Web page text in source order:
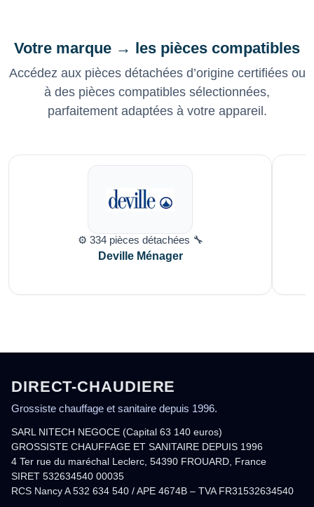
Votre marque → les pièces compatibles
Accédez aux pièces détachées d’origine certifiées ou
à des pièces compatibles sélectionnées,
parfaitement adaptées à votre appareil.
⚙️ 334 pièces détachées 🔧
Deville Ménager
DIRECT-CHAUDIERE
Grossiste chauffage et sanitaire depuis 1996.
SARL NITECH NEGOCE (Capital 63 140 euros)
GROSSISTE CHAUFFAGE ET SANITAIRE DEPUIS 1996
4 Ter rue du maréchal Leclerc, 54390 FROUARD, France
SIRET 532634540 00035
RCS Nancy A 532 634 540 / APE 4674B – TVA FR31532634540